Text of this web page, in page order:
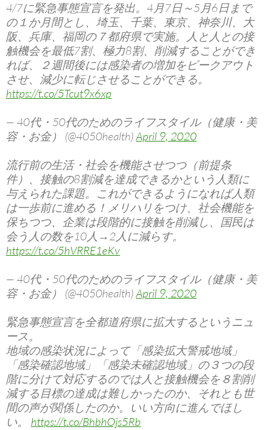
4/7に緊急事態宣言を発出。4月7日～5月6日まで
の１か月間とし、埼玉、千葉、東京、神奈川、大
阪、兵庫、福岡の７都府県で実施。人と人との接
触機会を最低7割、極力8割、削減することができ
れば、２週間後には感染者の増加をピークアウト
させ、減少に転じさせることができる。
https://t.co/5Tcut9x6xp
— 40代・50代のためのライフスタイル（健康・美
容・お金） (@4050health)April 9, 2020
流行前の生活・社会を機能させつつ（前提条
件）、接触の8割減を達成できるかという人類に
与えられた課題。これができるようになれば人類
は一歩前に進める！メリハリをつけ、社会機能を
保ちつつ、企業は段階的に接触を削減し、国民は
会う人の数を10人→2人に減らす。
https://t.co/5hVRRE1eKv
— 40代・50代のためのライフスタイル（健康・美
容・お金） (@4050health)April 9, 2020
緊急事態宣言を全都道府県に拡大するというニュ
ース。
地域の感染状況によって「感染拡大警戒地域」
「感染確認地域」「感染未確認地域」の３つの段
階に分けて対応するのでは人と接触機会を８割削
減する目標の達成は難しかったのか、それとも世
間の声が関係したのか。いい方向に進んでほし
い。 https://t.co/BhbhOjs5Rb